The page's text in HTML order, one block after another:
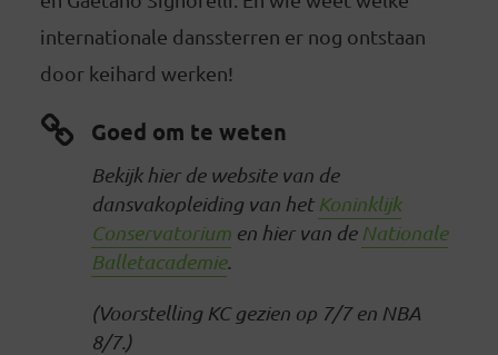
internationale danssterren er nog ontstaan
door keihard werken!
Goed om te weten
Bekijk hier de website van de
dansvakopleiding van het Koninklijk
Conservatoriumen hier van de Nationale
Balletacademie.
(Voorstelling KC gezien op 7/7 en NBA
8/7.)